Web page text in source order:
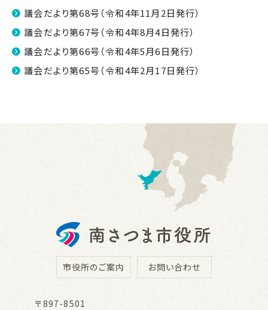
議会だより第68号（令和4年11月2日発行）
議会だより第67号（令和4年8月4日発行）
議会だより第66号（令和4年5月6日発行）
議会だより第65号（令和4年2月17日発行）
市役所のご案内 お問い合わせ
〒897-8501